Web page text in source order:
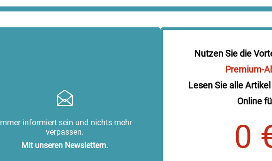
Immer informiert sein und nichts mehr
verpassen.
Mit unseren Newslettern.
Nutzen Sie die
Premium-
Lesen Sie alle
Online
0